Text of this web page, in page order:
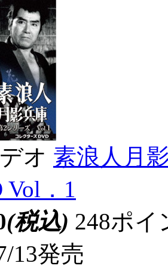
オ 素浪人月
Vol．1
(税込) 248ポ
13発売